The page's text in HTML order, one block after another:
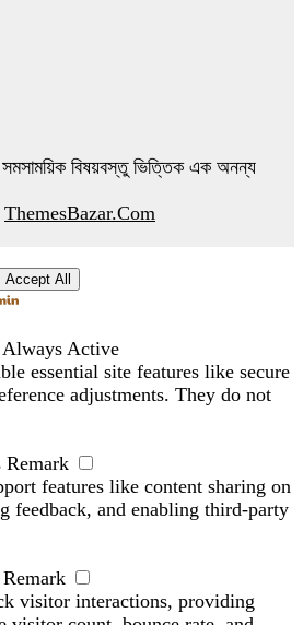
ও সমসাময়িক বিষয়বস্তু ভিত্তিক এক অনন্য
ThemesBazar.Com
Accept All
Always Active
essential site features like secure
adjustments. They do not
Remark
features like content sharing on
feedback, and enabling third-party
Remark
visitor interactions, providing